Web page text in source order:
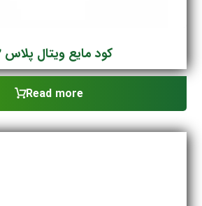
کود مایع ویتال پلاس K52
Read more